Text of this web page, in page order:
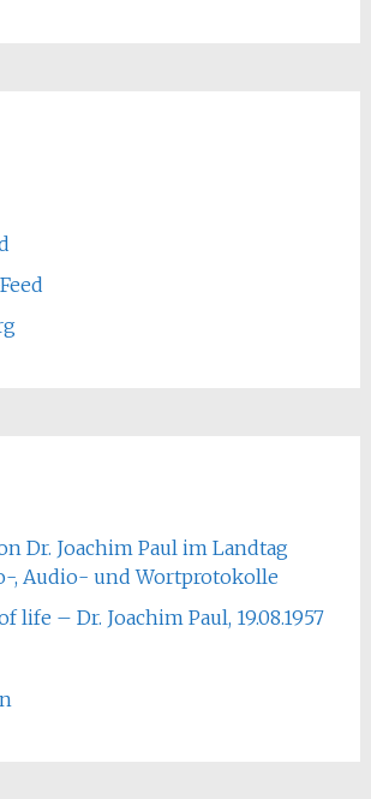
Dr. Joachim Paul im Landtag
, Audio- und Wortprotokolle
life – Dr. Joachim Paul, 19.08.1957